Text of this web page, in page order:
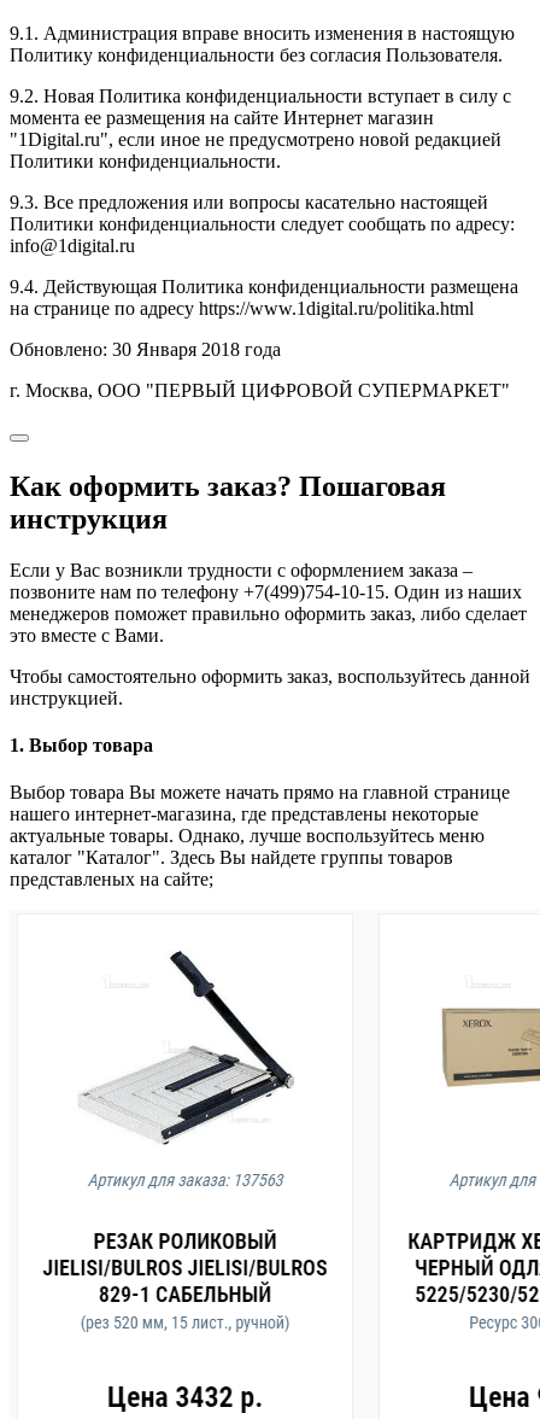
9.1. Администрация вправе вносить изменения в настоящую
Политику конфиденциальности без согласия Пользователя.
9.2. Новая Политика конфиденциальности вступает в силу с
момента ее размещения на сайте Интернет магазин
"1Digital.ru", если иное не предусмотрено новой редакцией
Политики конфиденциальности.
9.3. Все предложения или вопросы касательно настоящей
Политики конфиденциальности следует сообщать по адресу:
info@1digital.ru
9.4. Действующая Политика конфиденциальности размещена
на странице по адресу https://www.1digital.ru/politika.html
Обновлено: 30 Января 2018 года
г. Москва, ООО "ПЕРВЫЙ ЦИФРОВОЙ СУПЕРМАРКЕТ"
Как оформить заказ? Пошаговая
инструкция
Если у Вас возникли трудности с оформлением заказа –
позвоните нам по телефону +7(499)754-10-15. Один из наших
менеджеров поможет правильно оформить заказ, либо сделает
это вместе с Вами.
Чтобы самостоятельно оформить заказ, воспользуйтесь данной
инструкцией.
1. Выбор товара
Выбор товара Вы можете начать прямо на главной странице
нашего интернет-магазина, где представлены некоторые
актуальные товары. Однако, лучше воспользуйтесь меню
каталог "Каталог". Здесь Вы найдете группы товаров
представленых на сайте;